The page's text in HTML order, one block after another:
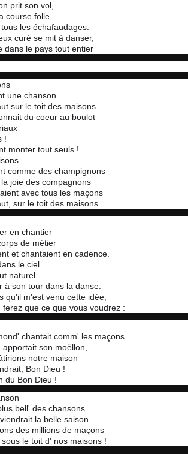
prit son vol,
course folle
les échafaudages.
curé se mit à danser,
dans le pays tout entier
une chanson
sur le toit des maisons
du coeur au boulot
!
monter tout seuls !
comme des champignons
joie des compagnons
avec tous les maçons
sur le toit des maisons.
en chantier
de métier
et chantaient en cadence.
le ciel
naturel
à son tour dans la danse.
qu'il m'est venu cette idée,
ferez que ce que vous voudrez :
chantait comm' les maçons
apportait son moëllon,
notre maison
Bon Dieu !
du Bon Dieu !
bell' des chansons
la belle saison
des millions de maçons
le toit d' nos maisons !